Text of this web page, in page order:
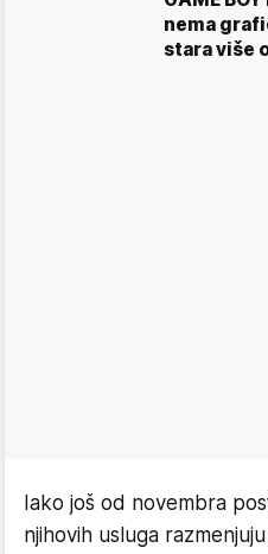
nema
stara više
Iako još od novembra
njihovih usluga